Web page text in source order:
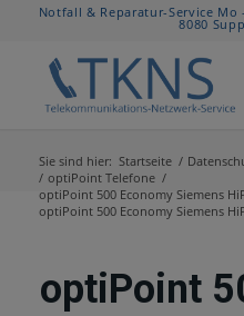
Notfall & Reparatur-Service Mo
8080
Sie sind hier: Startseite /
/ optiPoint Telefone /
optiPoint 500 Economy Siemens
optiPoint 500 Economy Siemens
optiPoint